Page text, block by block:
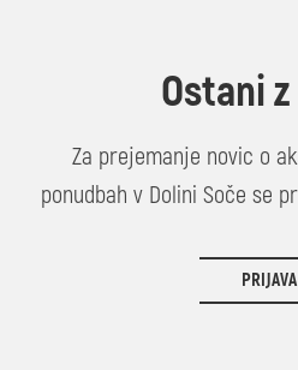
Ostani
Za prejemanje novic o
ponudbah v Dolini Soče se
PRIJAVA